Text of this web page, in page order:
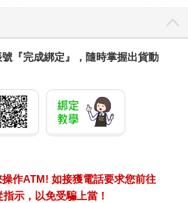
等同於美學〔藝術的哲學〕的理論和
他們作品的意義。的確，針對自己的
明了什麼（還有那些藝術家保留不說
創作過程不可或缺的一部分。
Beardsley）備受爭議的論文〈意圖謬
）。其中，這兩位思想家提出論
獨立個體存在時，在詮釋作品意義的
於認真看待藝術家針對自己的作品所
展出一種防衛性反應。我開始著手寫
『完成綁定』，隨時掌握出貨動
作ATM! 如接獲電話要求您前往
示，以免受騙上當！